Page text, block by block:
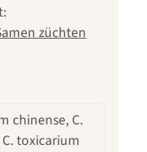
züchten
chinense, C.
toxicarium